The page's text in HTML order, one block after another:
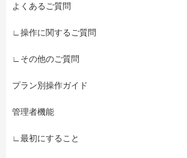
よくあるご質問
∟操作に関するご質問
∟その他のご質問
プラン別操作ガイド
管理者機能
∟最初にすること